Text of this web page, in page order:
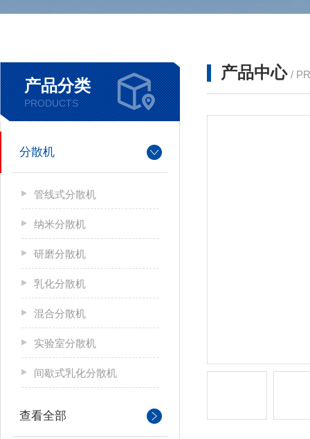
产品分类
PRODUCTS
分散机
管线式分散机
纳米分散机
研磨分散机
乳化分散机
混合分散机
实验室分散机
间歇式乳化分散机
查看全部
产品中心 /